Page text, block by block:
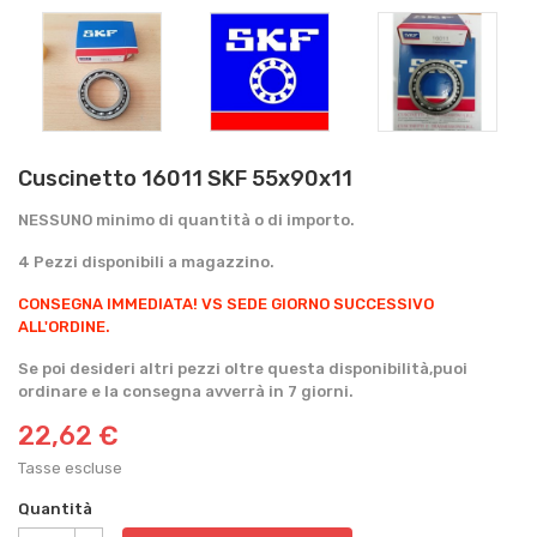
Cuscinetto 16011 SKF 55x90x11
NESSUNO minimo di quantità o di importo.
4 Pezzi disponibili a magazzino.
CONSEGNA IMMEDIATA! VS SEDE GIORNO SUCCESSIVO
ALL'ORDINE.
Se poi desideri altri pezzi oltre questa disponibilità,puoi
ordinare e la consegna avverrà in 7 giorni.
22,62 €
Tasse escluse
Quantità